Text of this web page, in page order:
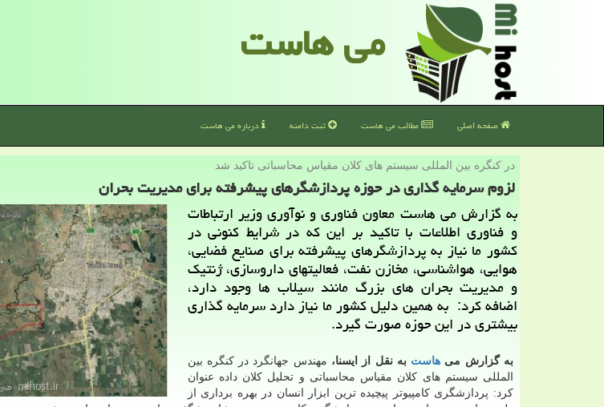
می هاست
صفحه اصلی مطالب می هاست ثبت دامنه درباره می هاست
در كنگره بین المللی سیستم های كلان مقیاس محاسباتی تاكید شد
لزوم سرمایه گذاری در حوزه پردازشگرهای پیشرفته برای مدیریت بحران
به گزارش می هاست معاون فناوری و نوآوری وزیر ارتباطات
و فناوری اطلاعات با تاكید بر این كه در شرایط كنونی در
كشور ما نیاز به پردازشگرهای پیشرفته برای صنایع فضایی،
هوایی، هواشناسی، مخازن نفت، فعالیتهای داروسازی، ژنتیك
و مدیریت بحران های بزرگ مانند سیلاب ها وجود دارد،
اضافه كرد: به همین دلیل كشور ما نیاز دارد سرمایه گذاری
بیشتری در این حوزه صورت گیرد.
به گزارش می هاست به نقل از ایسنا، مهندس جهانگرد در كنگره بین
المللی سیستم های كلان مقیاس محاسباتی و تحلیل كلان داده عنوان
كرد: پردازشگری كامپیوتر پیچیده ترین ابزار انسان در بهره برداری از